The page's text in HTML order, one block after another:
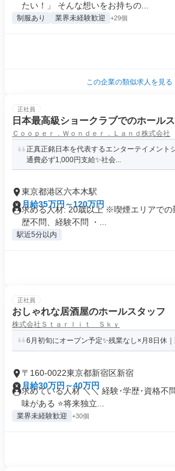
たい！」 そんな想いをお持ちの...
制服あり 業界未経験歓迎 +29個
この企業の類似求人を見る
正社員
日本最高級ショークラブでのホール
Ｃｏｏｐｅｒ．Ｗｏｎｄｅｒ．Ｌａｎｄ株式会社
正真正銘日本を代表するエンターテイメント
通費必ず1,000円支給✨社会...
東京都港区六本木駅
月給35万円～120万円
求める人材: 20歳以上 ※喫煙エリアでの
歴不問、経験不問 ・...
駅近5分以内
正社員
おしゃれな居酒屋のホールスタッフ
株式会社Ｓｔａｒｌｉｔ Ｓｋｙ
6月初旬にオープン予定✨残業なし×月8日休
〒160-0022東京都新宿区新宿
月給30万円～40万円
求めている人材 ＼＼ 経験･学歴･資格不
味がある ⭐将来独立...
業界未経験歓迎 +30個